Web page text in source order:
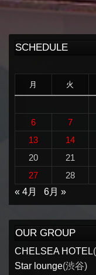
SCHEDULE
月 火
6
7
13
14
20
21
27
28
« 4月
6月 »
OUR GROUP
CHELSEA HOTEL
Star lounge(渋谷)